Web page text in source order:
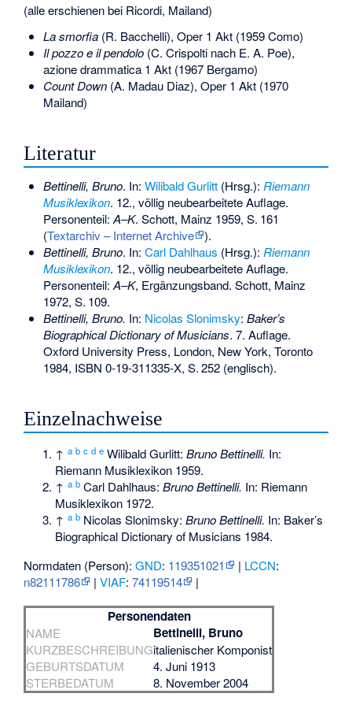
(alle erschienen bei Ricordi, Mailand)
La smorfia(R. Bacchelli), Oper 1 Akt (1959 Como)
Il pozzo e il pendolo(C. Crispolti nach E. A. Poe),
azione drammatica 1 Akt (1967 Bergamo)
Count Down(A. Madau Diaz), Oper 1 Akt (1970
Mailand)
Literatur
Bettinelli, Bruno. In: Wilibald Gurlitt(Hrsg.): Riemann
Musiklexikon. 12., völlig neubearbeitete Auflage.
Personenteil:A–K. Schott, Mainz 1959, S. 161
(Textarchiv – Internet Archive
).
Bettinelli, Bruno. In: Carl Dahlhaus (Hrsg.): Riemann
Musiklexikon. 12., völlig neubearbeitete Auflage.
Personenteil:A–K, Ergänzungsband. Schott, Mainz
1972, S. 109.
Bettinelli, Bruno. In: Nicolas Slonimsky: Baker’s
Biographical Dictionary of Musicians. 7. Auflage.
Oxford University Press, London, New York, Toronto
1984, ISBN 0-19-311335-X, S.252(englisch).
Einzelnachweise
↑a b c d e Wilibald Gurlitt:Bruno Bettinelli. In:
Riemann Musiklexikon 1959.
↑a b Carl Dahlhaus:Bruno Bettinelli. In: Riemann
Musiklexikon 1972.
↑a b Nicolas Slonimsky:Bruno Bettinelli. In: Baker’s
Biographical Dictionary of Musicians 1984.
Normdaten (Person):GND: 119351021 | LCCN:
n82111786
|VIAF:74119514 |
Personendaten
NAME Bettinelli, Bruno
KURZBESCHREIBUNGitalienischer Komponist
GEBURTSDATUM
4. Juni 1913
STERBEDATUM
8. November 2004